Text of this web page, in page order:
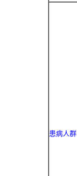
患病人群